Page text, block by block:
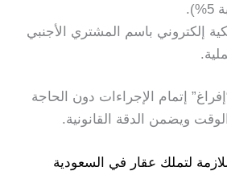
إلكتروني باسم المشتري الأجنبي
إتمام الإجراءات دون الحاجة
ويضمن الدقة القانونية.
لتملك عقار في السعودية